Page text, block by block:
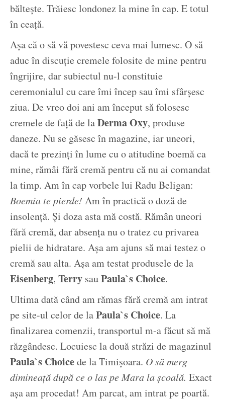
băltește. Trăiesc londonez la mine în cap. E totul
în ceață.
Așa că o să vă povestesc ceva mai lumesc. O să
aduc în discuție cremele folosite de mine pentru
îngrijire, dar subiectul nu-l constituie
ceremonialul cu care îmi încep sau îmi sfârșesc
ziua. De vreo doi ani am început să folosesc
cremele de față de laDerma Oxy, produse
daneze. Nu se găsesc în magazine, iar uneori,
dacă te prezinți în lume cu o atitudine boemă ca
mine, rămâi fără cremă pentru că nu ai comandat
la timp. Am în cap vorbele lui Radu Beligan:
Boemia te pierde! Am în practică o doză de
insolență. Și doza asta mă costă. Rămân uneori
fără cremă, dar absența nu o tratez cu privarea
pielii de hidratare. Așa am ajuns să mai testez o
cremă sau alta. Așa am testat produsele de la
Eisenberg, Terry sauPaula`s Choice.
Ultima dată când am rămas fără cremă am intrat
pe site-ul celor de laPaula`s Choice. La
finalizarea comenzii, transportul m-a făcut să mă
răzgândesc. Locuiesc la două străzi de magazinul
Paula`s Choicede la Timișoara. O să merg
dimineață după ce o las pe Mara la școală. Exact
așa am procedat! Am parcat, am intrat pe poartă.